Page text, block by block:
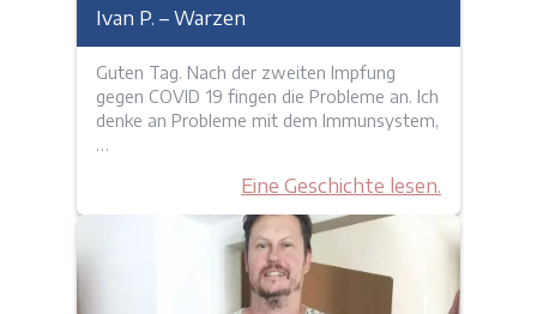
Ivan P. – Warzen
Guten Tag. Nach der zweiten Impfung
gegen COVID 19 fingen die Probleme an. Ich
denke an Probleme mit dem Immunsystem,
…
Eine Geschichte lesen.